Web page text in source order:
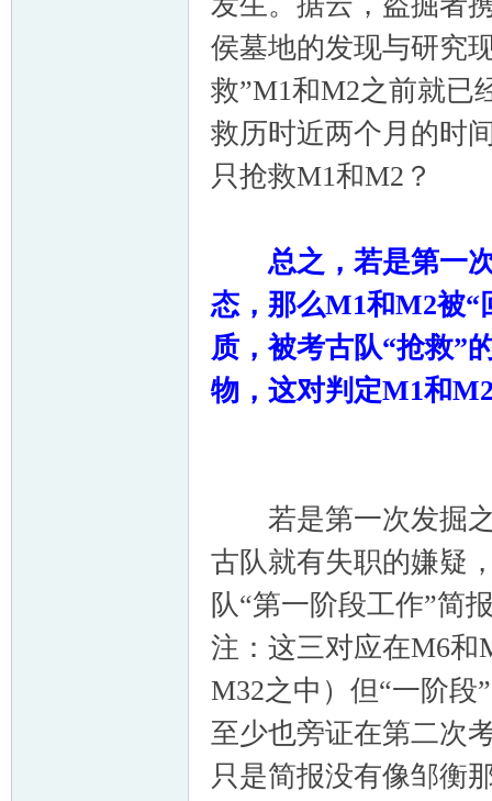
侯墓地的发现与研究
救”M1和M2之前就已
救历时近两个月的时
只抢救M1和M2？
总之，若是第一
态，那么M1和M2被“
质，被考古队“抢救”
物，这对判定M1和
若是第一次发掘之
古队就有失职的嫌疑
队“第一阶段工作”简
注：这三对应在M6和
M32之中）但“一阶段
至少也旁证在第二次
只是简报没有像邹衡